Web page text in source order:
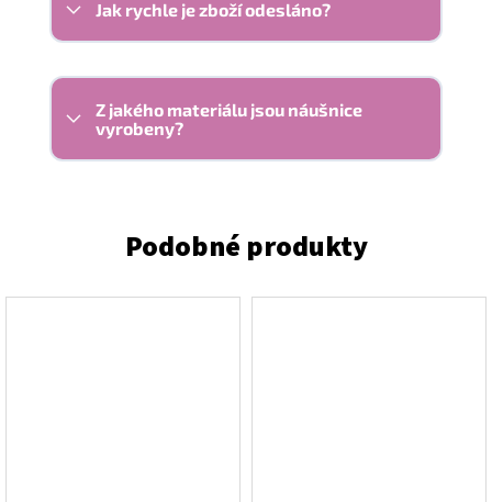
Jak rychle je zboží odesláno?
Z jakého materiálu jsou náušnice
vyrobeny?